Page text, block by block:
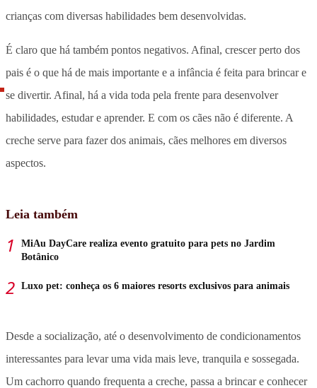
crianças com diversas habilidades bem desenvolvidas.
É claro que há também pontos negativos. Afinal, crescer perto dos
pais é o que há de mais importante e a infância é feita para brincar e
se divertir. Afinal, há a vida toda pela frente para desenvolver
habilidades, estudar e aprender. E com os cães não é diferente. A
creche serve para fazer dos animais, cães melhores em diversos
aspectos.
Leia também
MiAu DayCare realiza evento gratuito para pets no Jardim
Botânico
Luxo pet: conheça os 6 maiores resorts exclusivos para animais
Desde a socialização, até o desenvolvimento de condicionamentos
interessantes para levar uma vida mais leve, tranquila e sossegada.
Um cachorro quando frequenta a creche, passa a brincar e conhecer